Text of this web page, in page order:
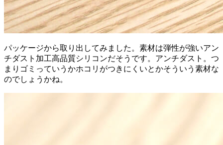
パッケージから取り出してみました。素材は弾性が強いアン
チダスト加工高品質シリコンだそうです。アンチダスト。つ
まりゴミっていうかホコリがつきにくいとかそういう素材な
のでしょうかね。